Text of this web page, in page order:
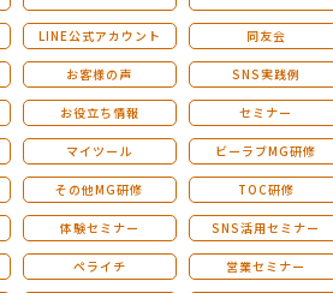
LINE公式アカウント 同友会
お客様の声 SNS実践例
お役立ち情報 セミナー
マイツール ビーラブMG研修
その他MG研修 TOC研修
体験セミナー SNS活用セミナー
ペライチ 営業セミナー